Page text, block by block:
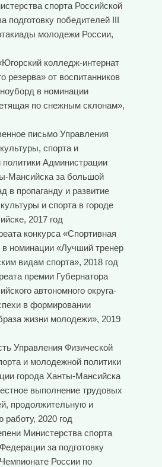
спорта Российской
подготовку победителей III
молодежи России,
колледж-интернат
резерва» от воспитанников
в номинации
по снежным склонам»,
письмо Управления
спорта и
Администрации
Мансийска за большой
в пропаганду и развитие
и спорта в городе
2017 год
конкурса «Спортивная
в номинации «Лучший тренер
видам спорта», 2018 год
премии Губернатора
автономного округа-
в формировании
жизни молодежи», 2019
Управления Физической
и молодежной политики
города Ханты-Мансийска
выполнение трудовых
продолжительную и
работу, 2020 год
Министерства спорта
за подготовку
России по